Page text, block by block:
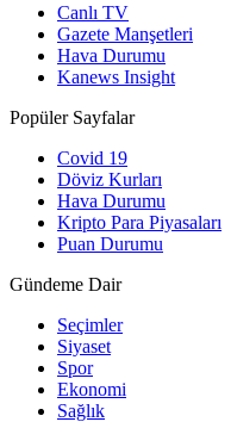
Canlı TV
Gazete Manşetleri
Hava Durumu
Kanews Insight
Popüler Sayfalar
Covid 19
Döviz Kurları
Hava Durumu
Kripto Para Piyasaları
Puan Durumu
Gündeme Dair
Seçimler
Siyaset
Spor
Ekonomi
Sağlık